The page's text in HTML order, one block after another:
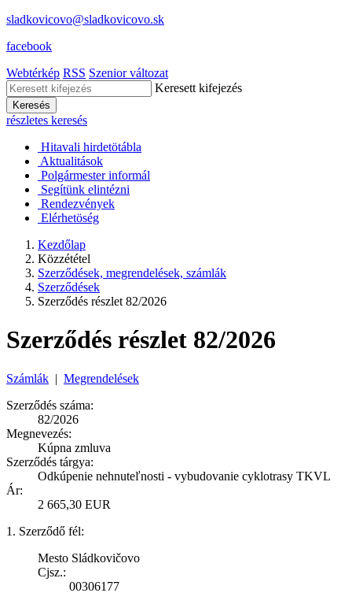
sladkovicovo@sladkovicovo.sk
facebook
Webtérkép RSS Szenior változat
Keresett kifejezés
Keresés
részletes keresés
Hitavali hirdetötábla
Aktualitások
Polgármester informál
Segítünk elintézni
Rendezvények
Elérhetöség
Kezdőlap
Közzététel
Szerződések, megrendelések, számlák
Szerződések
Szerződés részlet 82/2026
Szerződés részlet 82/2026
Számlák | Megrendelések
Szerződés száma:
82/2026
Megnevezés:
Kúpna zmluva
Szerződés tárgya:
Odkúpenie nehnuteľnosti - vybudovanie cyklotrasy TKVL
Ár:
2 665,30 EUR
1. Szerződő fél:
Mesto Sládkovičovo
Cjsz.:
00306177